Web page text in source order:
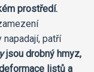
prostředí.
patří
jsou drobný hmyz,
listů a